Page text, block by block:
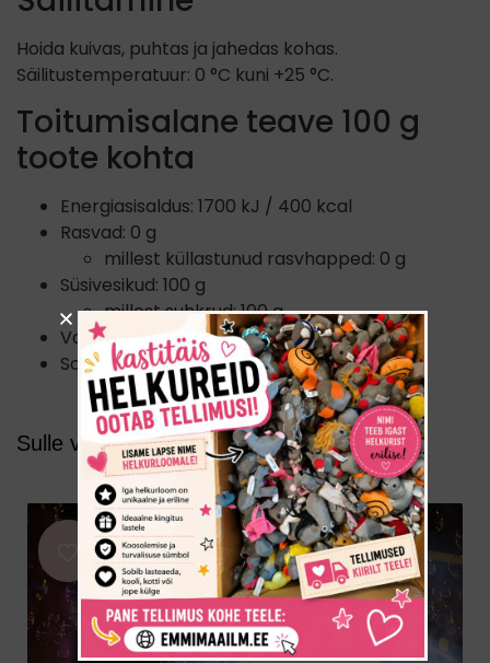
Hoida kuivas, puhtas ja jahedas kohas.
Säilitustemperatuur: 0 °C kuni +25 °C.
Toitumisalane teave 100 g
toote kohta
Energiasisaldus: 1700 kJ / 400 kcal
Rasvad: 0 g
millest küllastunud rasvhapped: 0 g
Süsivesikud: 100 g
millest suhkrud: 100 g
Valgud: 0 g
Sool: 0 g
Sulle võib meeldida ka...